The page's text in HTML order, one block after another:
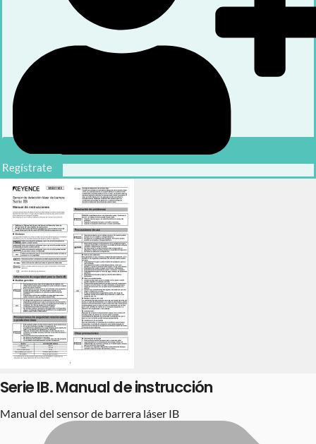
Regístrate
Serie IB. Manual de instrucción
Manual del sensor de barrera láser IB